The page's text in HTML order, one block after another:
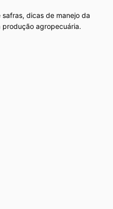
dicas de manejo da
produção agropecuária.